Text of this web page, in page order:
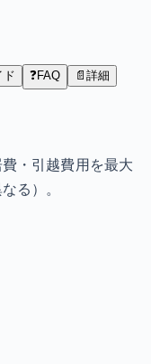
ド ❓FAQ 📄 詳細
・引越費用を最大
る）。